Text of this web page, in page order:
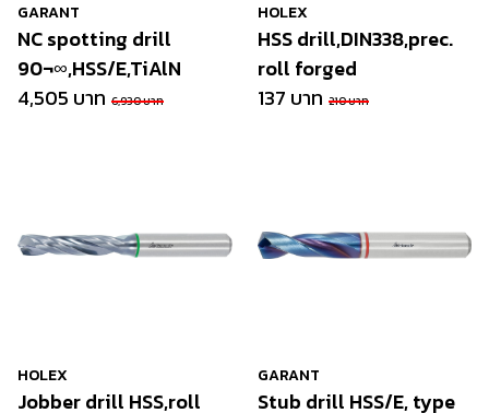
GARANT
NC spotting drill
90¬∞,HSS/E,TiAlN
4,505 บาท 6,930 บาท
HOLEX
HSS drill,DIN338,prec.
roll forged
137 บาท 210 บาท
HOLEX
Jobber drill HSS,roll
GARANT
Stub drill HSS/E, type